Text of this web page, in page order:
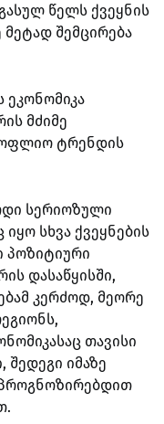
წელს ქვეყნის
შემცირება
ეკონომიკა
მძიმე
ტრენდის
სერიოზული
სხვა ქვეყნების
პოზიტიური
დასაწყისში,
კერძოდ, მეორე
თავისი
შედეგი იმაზე